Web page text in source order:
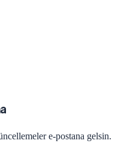
e-postana gelsin.